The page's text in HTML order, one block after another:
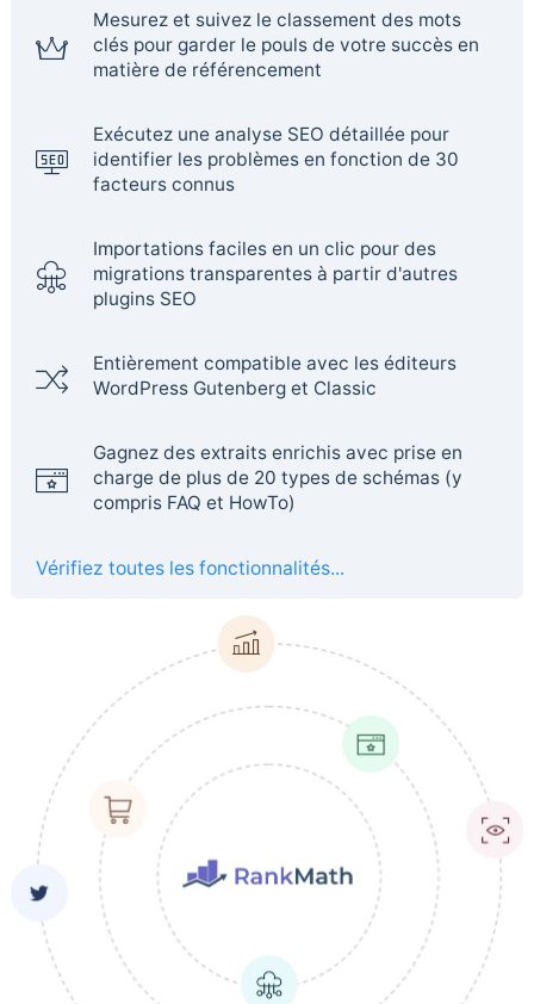
Mesurez et suivez le classement des mots
clés pour garder le pouls de votre succès en
matière de référencement
Exécutez une analyse SEO détaillée pour
identifier les problèmes en fonction de 30
facteurs connus
Importations faciles en un clic pour des
migrations transparentes à partir d'autres
plugins SEO
Entièrement compatible avec les éditeurs
WordPress Gutenberg et Classic
Gagnez des extraits enrichis avec prise en
charge de plus de 20 types de schémas (y
compris FAQ et HowTo)
Vérifiez toutes les fonctionnalités...